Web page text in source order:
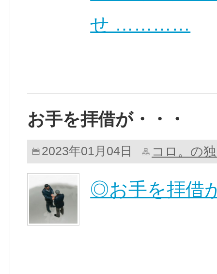
せ …………
お手を拝借が・・・
2023年01月04日 コロ。の
◎お手を拝借